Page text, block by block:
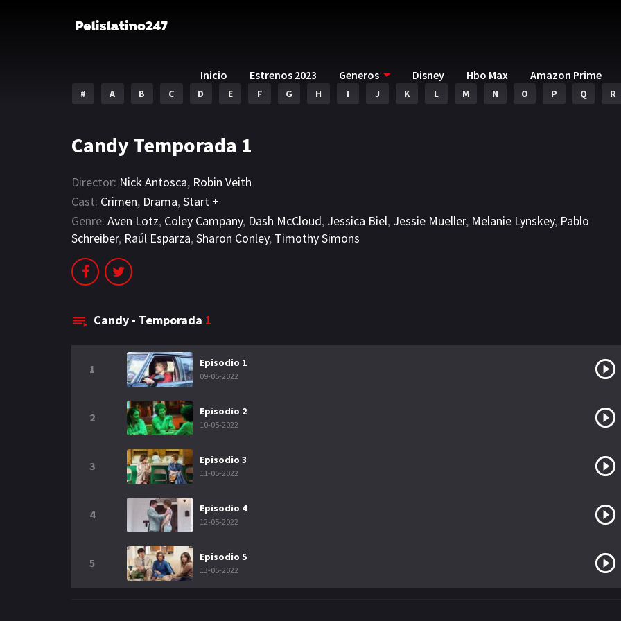
Inicio Estrenos 2023 Generos Disney Hbo Max Amazon Prime
# A B C D E F G H I J K L M N O P Q R
Candy Temporada 1
Director: Nick Antosca, Robin Veith
Cast: Crimen, Drama,Start +
Genre: Aven Lotz, Coley Campany, Dash McCloud, Jessica Biel, Jessie Mueller, Melanie Lynskey, Pablo
Schreiber, Raúl Esparza,Sharon Conley, Timothy Simons
Candy - Temporada 1
1 Episodio 1
09-05-2022
2 Episodio 2
10-05-2022
3 Episodio 3
11-05-2022
4 Episodio 4
12-05-2022
5 Episodio 5
13-05-2022